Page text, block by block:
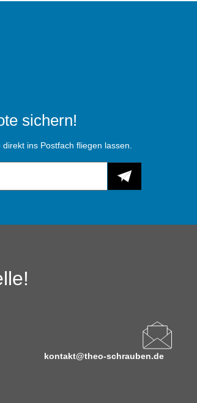
sichern!
ins Postfach fliegen lassen.
kontakt@theo-schrauben.de